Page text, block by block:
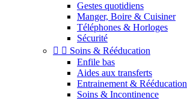
Gestes quotidiens
Manger, Boire & Cuisiner
Téléphones & Horloges
Sécurité
  Soins & Rééducation
Enfile bas
Aides aux transferts
Entrainement & Rééducation
Soins & Incontinence